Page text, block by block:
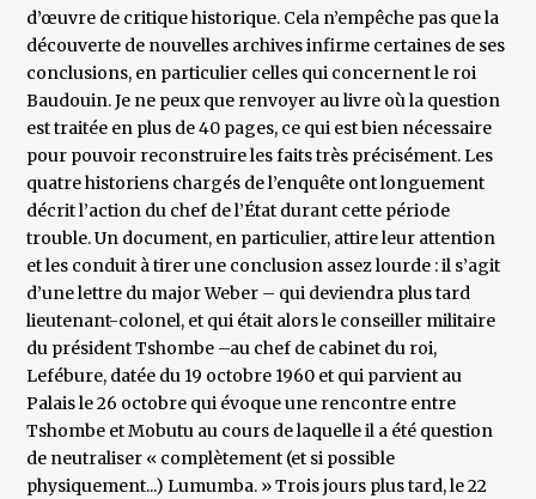
d’œuvre de critique historique. Cela n’empêche pas que la
découverte de nouvelles archives infirme certaines de ses
conclusions, en particulier celles qui concernent le roi
Baudouin. Je ne peux que renvoyer au livre où la question
est traitée en plus de 40 pages, ce qui est bien nécessaire
pour pouvoir reconstruire les faits très précisément. Les
quatre historiens chargés de l’enquête ont longuement
décrit l’action du chef de l’État durant cette période
trouble. Un document, en particulier, attire leur attention
et les conduit à tirer une conclusion assez lourde : il s’agit
d’une lettre du major Weber – qui deviendra plus tard
lieutenant-colonel, et qui était alors le conseiller militaire
du président Tshombe –au chef de cabinet du roi,
Lefébure, datée du 19 octobre 1960 et qui parvient au
Palais le 26 octobre qui évoque une rencontre entre
Tshombe et Mobutu au cours de laquelle il a été question
de neutraliser « complètement (et si possible
physiquement...) Lumumba. » Trois jours plus tard, le 22